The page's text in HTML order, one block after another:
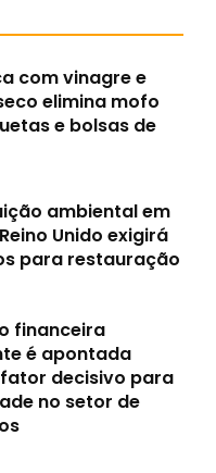
com vinagre e
elimina mofo
e bolsas de
ambiental em
Unido exigirá
para restauração
financeira
é apontada
decisivo para
no setor de